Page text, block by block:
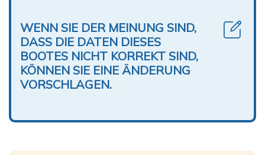
WENN SIE DER MEINUNG SIND,
DASS DIE DATEN DIESES
BOOTES NICHT KORREKT SIND,
KÖNNEN SIE EINE ÄNDERUNG
VORSCHLAGEN.